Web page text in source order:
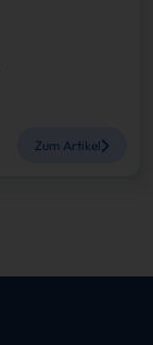
Zum Artikel